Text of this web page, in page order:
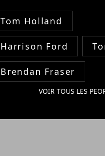
Tom Holland
Harrison Ford
Brendan Fraser
VOIR TOUS LES